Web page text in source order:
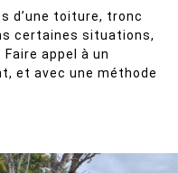
d’une toiture, tronc
certaines situations,
appel à un
et avec une méthode